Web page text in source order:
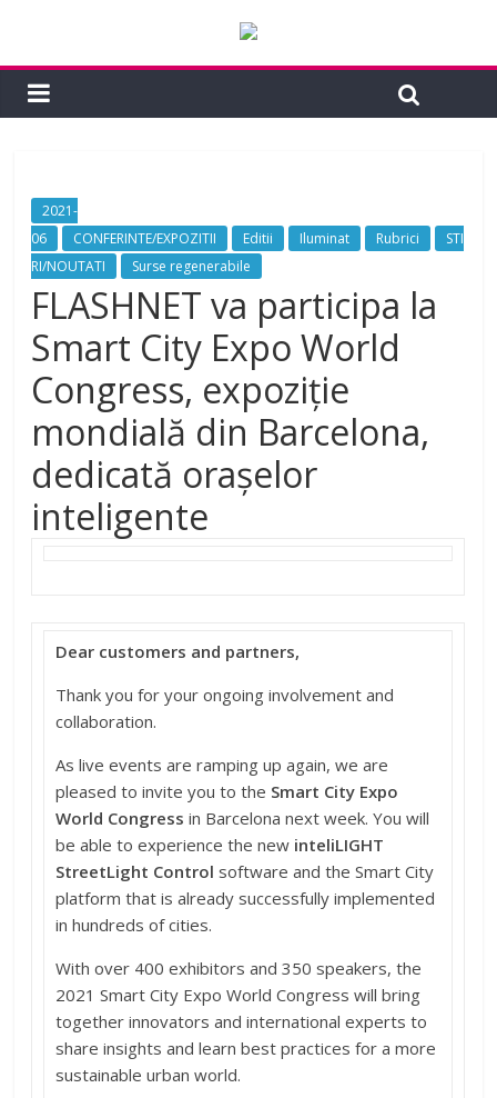
2021-
06
CONFERINTE/EXPOZITII Editii Iluminat Rubrici
STI
RI/NOUTATI
Surse regenerabile
FLASHNET va participa la
Smart City Expo World
Congress, expoziție
mondială din Barcelona,
dedicată orașelor
inteligente
Dear customers and partners,
Thank you for your ongoing involvement and
collaboration.
As live events are ramping up again, we are
pleased to invite you to the Smart City Expo
World Congress in Barcelona next week. You will
be able to experience the new inteliLIGHT
StreetLight Control software and the Smart City
platform that is already successfully implemented
in hundreds of cities.
With over 400 exhibitors and 350 speakers, the
2021 Smart City Expo World Congress will bring
together innovators and international experts to
share insights and learn best practices for a more
sustainable urban world.